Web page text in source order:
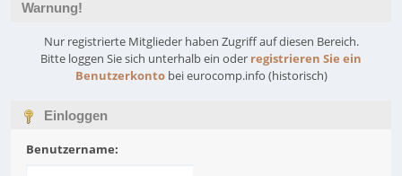
Warnung!
Nur registrierte Mitglieder haben Zugriff auf diesen Bereich.
Bitte loggen Sie sich unterhalb ein oder registrieren Sie ein
Benutzerkontobei eurocomp.info (historisch)
Einloggen
Benutzername: